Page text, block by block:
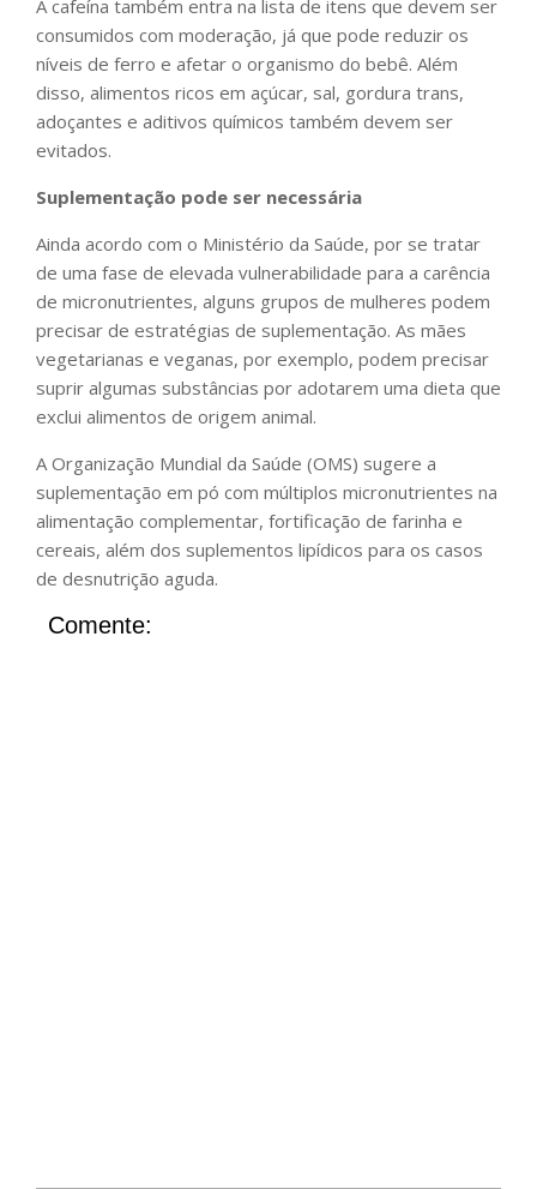
A cafeína também entra na lista de itens que devem ser
consumidos com moderação, já que pode reduzir os
níveis de ferro e afetar o organismo do bebê. Além
disso, alimentos ricos em açúcar, sal, gordura trans,
adoçantes e aditivos químicos também devem ser
evitados.
Suplementação pode ser necessária
Ainda acordo com o Ministério da Saúde, por se tratar
de uma fase de elevada vulnerabilidade para a carência
de micronutrientes, alguns grupos de mulheres podem
precisar de estratégias de suplementação. As mães
vegetarianas e veganas, por exemplo, podem precisar
suprir algumas substâncias por adotarem uma dieta que
exclui alimentos de origem animal.
A Organização Mundial da Saúde (OMS) sugere a
suplementação em pó com múltiplos micronutrientes na
alimentação complementar, fortificação de farinha e
cereais, além dos suplementos lipídicos para os casos
de desnutrição aguda.
Comente: